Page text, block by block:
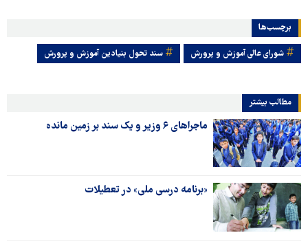
برچسب‌ها
شورای عالی آموزش و پرورش سند تحول بنیادین آموزش و پرورش
مطالب بیشتر
ماجراهای ۶ وزیر و یک سند بر زمین مانده
«برنامه درسی ملی» در تعطیلات